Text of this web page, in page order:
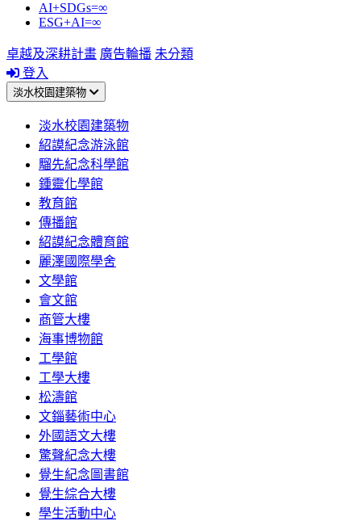
AI+SDGs=∞
ESG+AI=∞
卓越及深耕計畫 廣告輪播 未分類
登入
淡水校園建築物
淡水校園建築物
紹謨紀念游泳館
騮先紀念科學館
鍾靈化學館
教育館
傳播館
紹謨紀念體育館
麗澤國際學舍
文學館
會文館
商管大樓
海事博物館
工學館
工學大樓
松濤館
文錙藝術中心
外國語文大樓
驚聲紀念大樓
覺生紀念圖書館
覺生綜合大樓
學生活動中心